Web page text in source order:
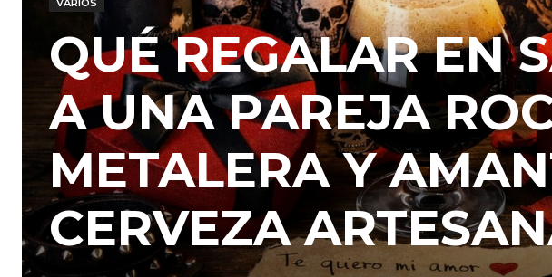
QUÉ REGALAR EN
A UNA PAREJA
METALERA Y
CERVEZA